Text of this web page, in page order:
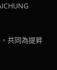
共同為提昇